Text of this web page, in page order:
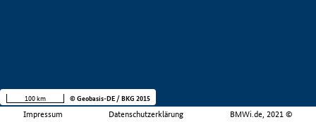
Impressum Datenschutzerklärung BMWi.de, 2021 ©
100 km © Geobasis-DE / BKG 2015